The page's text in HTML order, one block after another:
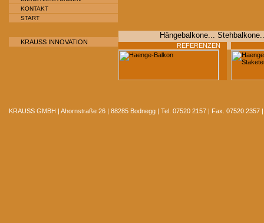
KONTAKT
START
KRAUSS INNOVATION
Hängebalkone... Stehbalkone...
REFERENZEN
KRAUSS GMBH | Ahornstraße 26 | 88285 Bodnegg | Tel. 07520 2157 | Fax. 07520